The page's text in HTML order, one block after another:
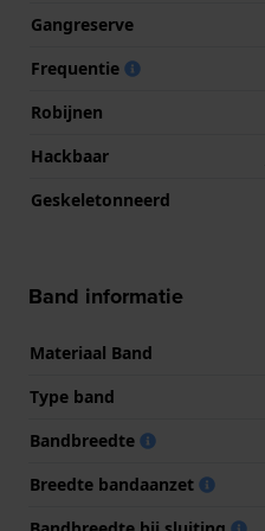
Gangreserve
Frequentie
Robijnen
Hackbaar
Geskeletonneerd
Band informatie
Materiaal Band
Type band
Bandbreedte
Breedte bandaanzet